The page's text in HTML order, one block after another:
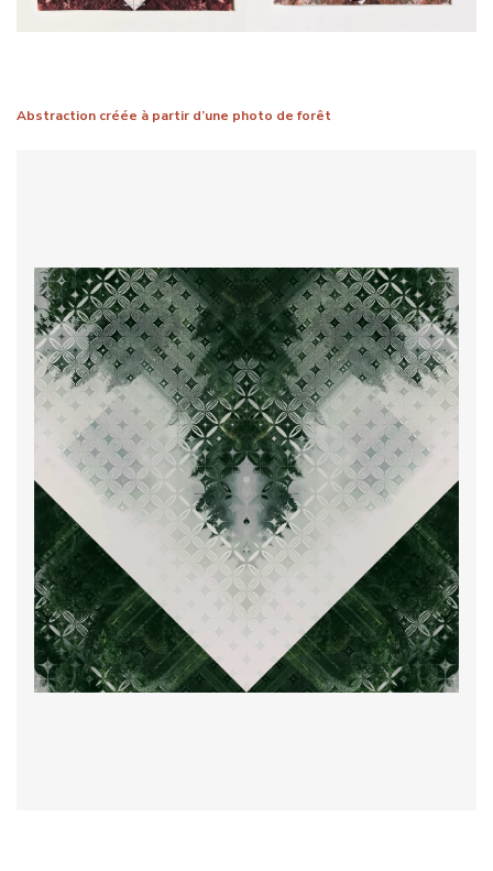
Abstraction créée à partir d’une photo de forêt